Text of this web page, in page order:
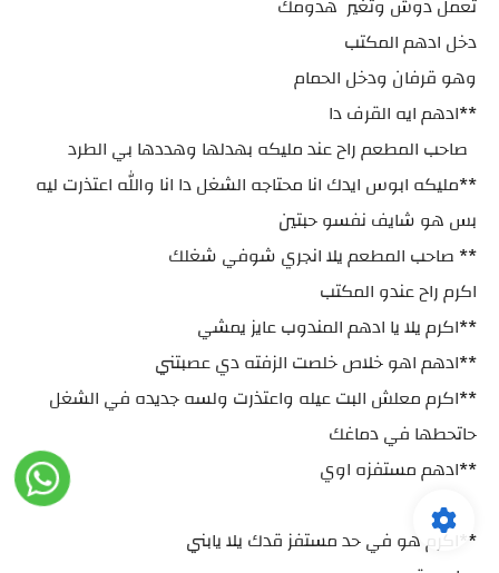
دخل ادهم المكتب
وهو قرفان ودخل الحمام
**ادهم ايه القرف دا
صاحب المطعم راح عند مليكه بهدلها وهددها بي الطرد
**مليكه ابوس ايدك انا محتاجه الشغل دا انا والله اعتذرت ليه
بس هو شايف نفسو حبتين
** صاحب المطعم يلا انجري شوفي شغلك
اكرم راح عندو المكتب
**اكرم يلا يا ادهم المندوب عايز يمشي
**ادهم اهو خلاص خلصت الزفته دي عصبتني
**اكرم معلش البت عيله واعتذرت ولسه جديده في الشغل
حاتحطها في دماغك
**ادهم مستفزه اوي
**اكرم هو في حد مستفز قدك يلا يابني